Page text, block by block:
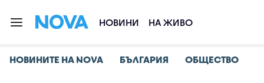
НОВИНИ НА ЖИВО
НОВИНИТЕ НА NOVA БЪЛГАРИЯ ОБЩЕСТВО